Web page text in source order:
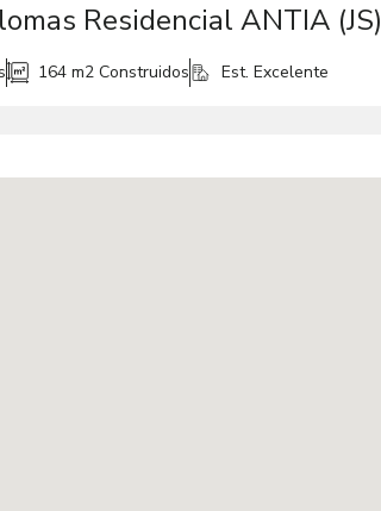
Residencial ANTIA (JS)
164 m2 Construidos Est. Excelente